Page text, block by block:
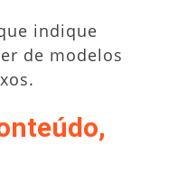
indique
de modelos